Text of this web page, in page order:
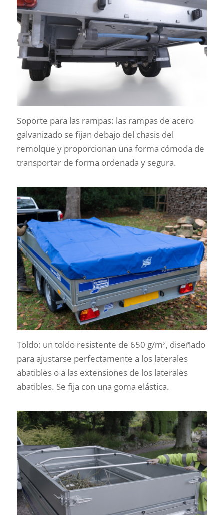
Soporte para las rampas: las rampas de acero
galvanizado se fijan debajo del chasis del
remolque y proporcionan una forma cómoda de
transportar de forma ordenada y segura.
Toldo: un toldo resistente de 650 g/m², diseñado
para ajustarse perfectamente a los laterales
abatibles o a las extensiones de los laterales
abatibles. Se fija con una goma elástica.